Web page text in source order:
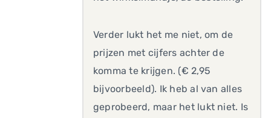
Verder lukt het me niet, om de
prijzen met cijfers achter de
komma te krijgen. (€ 2,95
bijvoorbeeld). Ik heb al van alles
geprobeerd, maar het lukt niet. Is